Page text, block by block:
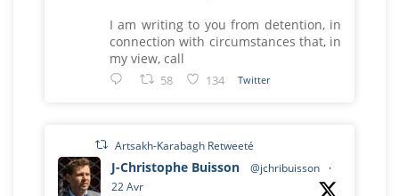
I am writing to you from detention, in
connection with circumstances that, in
my view, call
58 134 Twitter
Artsakh-Karabagh Retweeté
J-Christophe Buisson @jchribuisson
·
22 Avr